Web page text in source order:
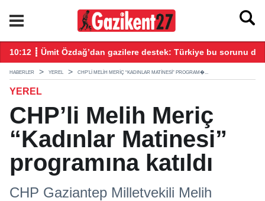
10:12 ┋ Ümit Özdağ’dan gazilere destek: Türkiye bu sorunu
HABERLER YEREL CHP’LI MELIH MERIÇ “KADINLAR MATINESI” PROGRAM�...
YEREL
CHP’li Melih Meriç
“Kadınlar Matinesi”
programına katıldı
CHP Gaziantep Milletvekili Melih